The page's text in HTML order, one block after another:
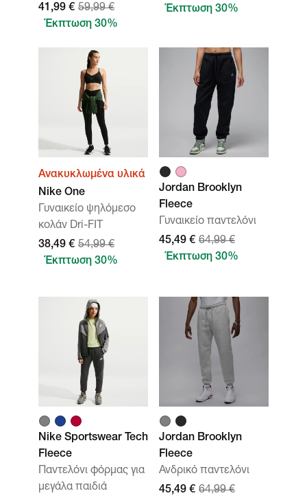
41,99 € 59,99 €
Έκπτωση 30%
Έκπτωση 30%
Ανακυκλωμένα υλικά
Nike One
Γυναικείο ψηλόμεσο
κολάν Dri-FIT
38,49 € 54,99 €
Έκπτωση 30%
Jordan Brooklyn
Fleece
Γυναικείο παντελόνι
45,49 € 64,99 €
Έκπτωση 30%
Nike Sportswear Tech
Fleece
Παντελόνι φόρμας για
μεγάλα παιδιά
Jordan Brooklyn
Fleece
Ανδρικό παντελόνι
45,49 € 64,99 €